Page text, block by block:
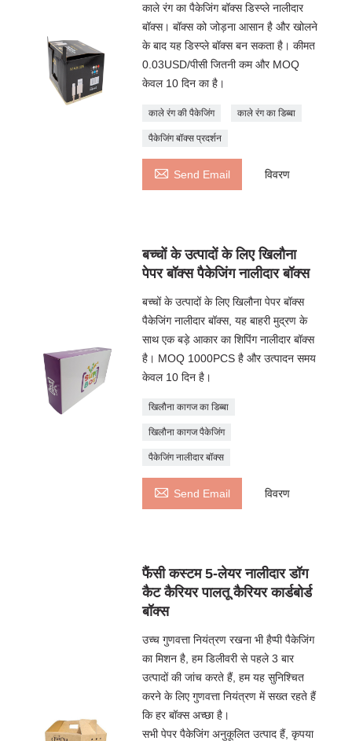
काले रंग का पैकेजिंग बॉक्स डिस्प्ले नालीदार
बॉक्स। बॉक्स को जोड़ना आसान है और खोलने
के बाद यह डिस्प्ले बॉक्स बन सकता है। कीमत
0.03USD/पीसी जितनी कम और MOQ
केवल 10 दिन का है।
काले रंग की पैकेजिंग काले रंग का डिब्बा
पैकेजिंग बॉक्स प्रदर्शन
 Send Email विवरण
बच्चों के उत्पादों के लिए खिलौना
पेपर बॉक्स पैकेजिंग नालीदार बॉक्स
बच्चों के उत्पादों के लिए खिलौना पेपर बॉक्स
पैकेजिंग नालीदार बॉक्स, यह बाहरी मुद्रण के
साथ एक बड़े आकार का शिपिंग नालीदार बॉक्स
है। MOQ 1000PCS है और उत्पादन समय
केवल 10 दिन है।
खिलौना कागज का डिब्बा
खिलौना कागज पैकेजिंग
पैकेजिंग नालीदार बॉक्स
 Send Email विवरण
फैंसी कस्टम 5-लेयर नालीदार डॉग
कैट कैरियर पालतू कैरियर कार्डबोर्ड
बॉक्स
उच्च गुणवत्ता नियंत्रण रखना भी हैप्पी पैकेजिंग
का मिशन है, हम डिलीवरी से पहले 3 बार
उत्पादों की जांच करते हैं, हम यह सुनिश्चित
करने के लिए गुणवत्ता नियंत्रण में सख्त रहते हैं
कि हर बॉक्स अच्छा है।
सभी पेपर पैकेजिंग अनुकूलित उत्पाद हैं, कृपया